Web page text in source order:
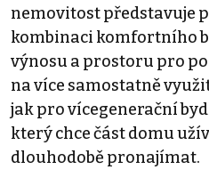
nemovitost představuje
kombinaci komfortního
výnosu a prostoru pro
na více samostatně
jak pro vícegenerační
který chce část domu
dlouhodobě pronajímat.